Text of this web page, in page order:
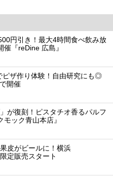
円引き！最大4時間食べ飲み放
『reDine 広島』
ピザ作り体験！自由研究にも◎
開催
が復刻！ピスタチオ香るパルフ
ック青山本店』
皮がビールに！横浜
定販売スタート